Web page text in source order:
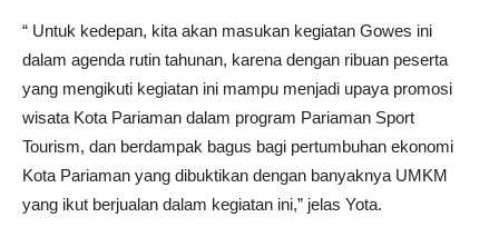
“ Untuk kedepan, kita akan masukan kegiatan Gowes ini
dalam agenda rutin tahunan, karena dengan ribuan peserta
yang mengikuti kegiatan ini mampu menjadi upaya promosi
wisata Kota Pariaman dalam program Pariaman Sport
Tourism, dan berdampak bagus bagi pertumbuhan ekonomi
Kota Pariaman yang dibuktikan dengan banyaknya UMKM
yang ikut berjualan dalam kegiatan ini,” jelas Yota.